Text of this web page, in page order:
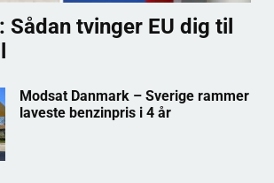
Sådan tvinger EU dig til
Modsat Danmark – Sverige rammer
laveste benzinpris i 4 år